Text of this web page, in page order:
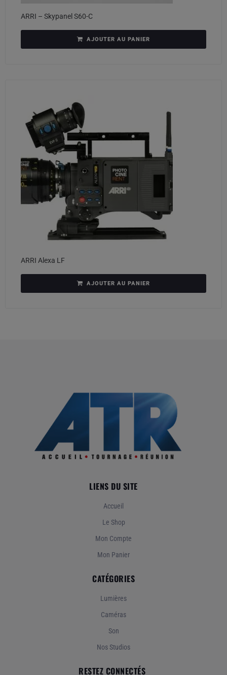
ARRI – Skypanel S60-C
AJOUTER AU PANIER
ARRI Alexa LF
AJOUTER AU PANIER
LIENS DU SITE
Accueil
Le Shop
Mon Compte
Mon Panier
CATÉGORIES
Lumières
Caméras
Son
Nos Studios
RESTEZ CONNECTÉS